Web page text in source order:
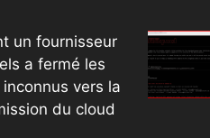
un fournisseur
a fermé les
vers la
du cloud